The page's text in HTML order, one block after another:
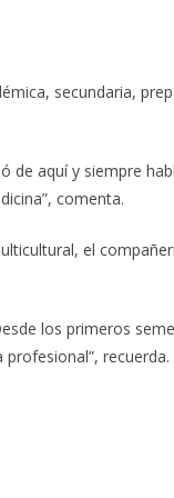
secundaria,
de aquí y siempre
comenta.
el
los primeros
recuerda.